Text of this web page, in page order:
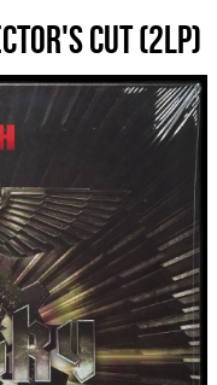
Cut (2LP)